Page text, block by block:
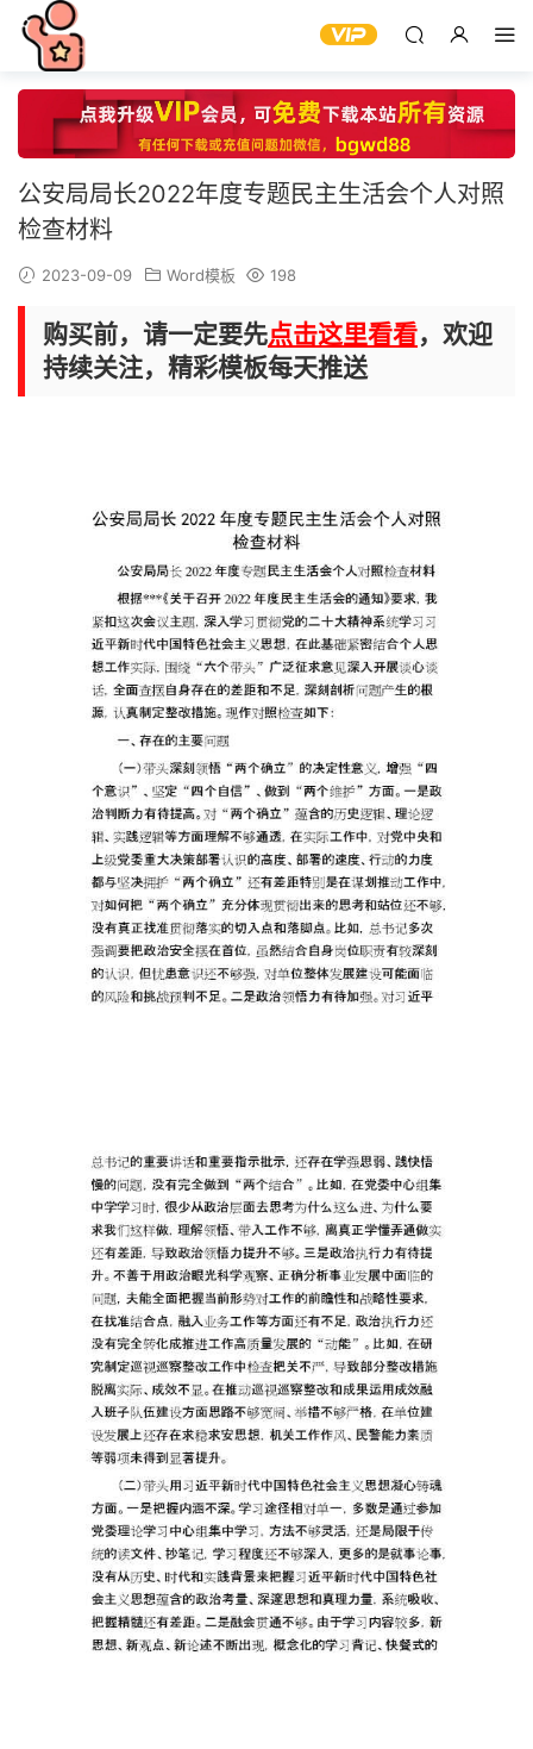
公安局局长2022年度专题民主生活会个人对照
检查材料
2023-09-09 Word模板 198
购买前，请一定要先点击这里看看，欢迎
持续关注，精彩模板每天推送